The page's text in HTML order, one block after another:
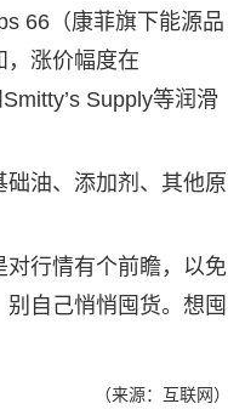
66（康菲旗下能源品
，涨价幅度在
Supply等润滑
油、添加剂、其他原
行情有个前瞻，以免
自己悄悄囤货。想囤
（来源：互联网）